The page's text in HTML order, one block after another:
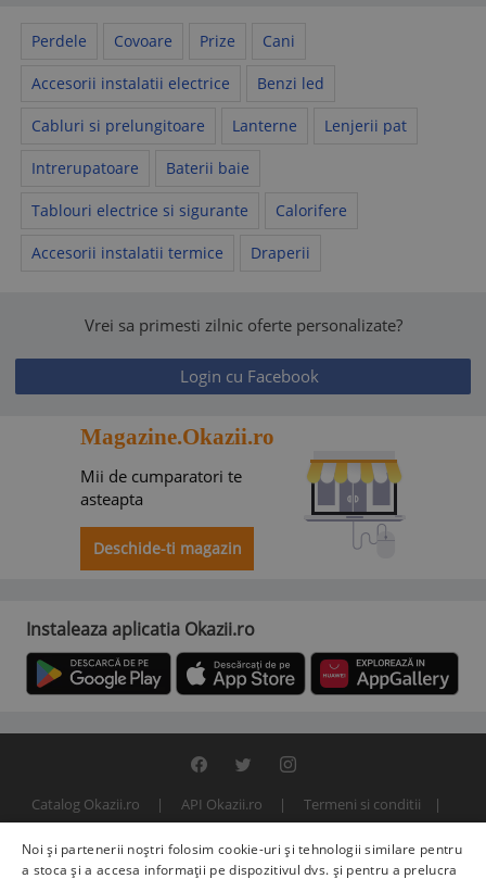
Perdele Covoare Prize Cani
Accesorii instalatii electrice Benzi led
Cabluri si prelungitoare Lanterne Lenjerii pat
Intrerupatoare Baterii baie
Tablouri electrice si sigurante Calorifere
Accesorii instalatii termice Draperii
Vrei sa primesti zilnic oferte personalizate?
Login cu Facebook
Magazine.Okazii.ro
Mii de cumparatori te
asteapta
Deschide-ti magazin
Instaleaza aplicatia Okazii.ro
Catalog Okazii.ro API Okazii.ro
Termeni si conditii
© 2000 - 2026 S.C. BITFACTOR S.R.L.
Noi și partenerii noștri folosim cookie-uri și tehnologii similare pentru
a stoca și a accesa informații pe dispozitivul dvs. și pentru a prelucra